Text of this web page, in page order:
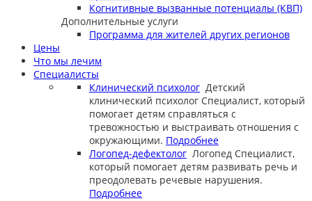
Когнитивные вызванные потенциалы (КВП)
Дополнительные услуги
Программа для жителей других регионов
Цены
Что мы лечим
Специалисты
Клинический психолог Детский
клинический психолог Специалист, который
помогает детям справляться с
тревожностью и выстраивать отношения с
окружающими. Подробнее
Логопед-дефектолог Логопед Специалист,
который помогает детям развивать речь и
преодолевать речевые нарушения.
Подробнее